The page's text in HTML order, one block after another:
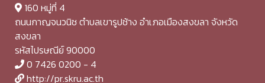
160 หมู่ที่ 4
ถนนกาญจนวนิช ตำบลเขารูปช้าง อำเภอเมืองสงขลา จังหวัด
สงขลา
รหัสไปรษณีย์ 90000
0 7426 0200 - 4
http://pr.skru.ac.th